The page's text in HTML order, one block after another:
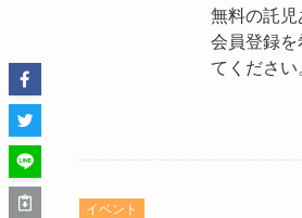
無料の託児
会員登録
てください
イベント